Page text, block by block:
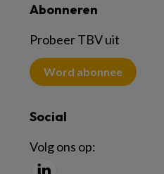
Abonneren
Probeer TBV uit
Word abonnee
Social
Volg ons op: